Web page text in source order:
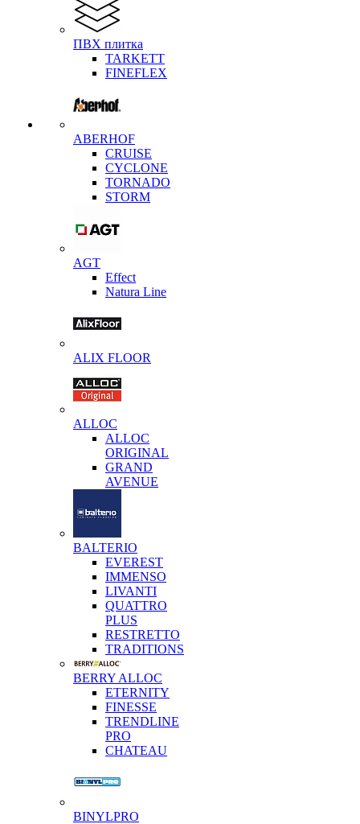
ПВХ плитка
TARKETT
FINEFLEX
ABERHOF
CRUISE
CYCLONE
TORNADO
STORM
AGT
Effect
Natura Line
ALIX FLOOR
ALLOC
ALLOC
ORIGINAL
GRAND
AVENUE
BALTERIO
EVEREST
IMMENSO
LIVANTI
QUATTRO
PLUS
RESTRETTO
TRADITIONS
BERRY ALLOC
ETERNITY
FINESSE
TRENDLINE
PRO
CHATEAU
BINYLPRO